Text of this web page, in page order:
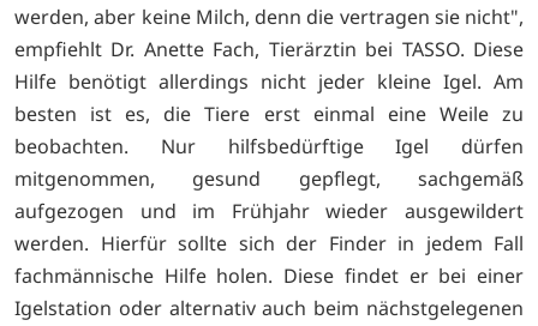
werden, aber keine Milch, denn die vertragen sie nicht",
empfiehlt Dr. Anette Fach, Tierärztin bei TASSO. Diese
Hilfe benötigt allerdings nicht jeder kleine Igel. Am
besten ist es, die Tiere erst einmal eine Weile zu
beobachten. Nur hilfsbedürftige Igel dürfen
mitgenommen, gesund gepflegt, sachgemäß
aufgezogen und im Frühjahr wieder ausgewildert
werden. Hierfür sollte sich der Finder in jedem Fall
fachmännische Hilfe holen. Diese findet er bei einer
Igelstation oder alternativ auch beim nächstgelegenen